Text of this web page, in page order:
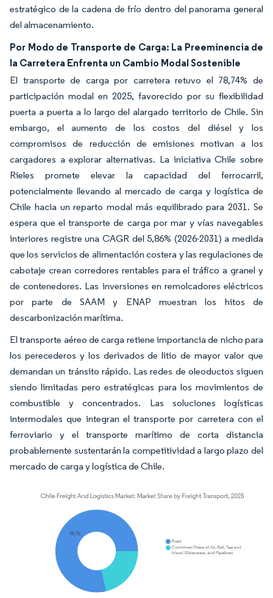
estratégico de la cadena de frío dentro del panorama general
del almacenamiento.
Por Modo de Transporte de Carga: La Preeminencia de
la Carretera Enfrenta un Cambio Modal Sostenible
El transporte de carga por carretera retuvo el 78,74% de
participación modal en 2025, favorecido por su flexibilidad
puerta a puerta a lo largo del alargado territorio de Chile. Sin
embargo, el aumento de los costos del diésel y los
compromisos de reducción de emisiones motivan a los
cargadores a explorar alternativas. La iniciativa Chile sobre
Rieles promete elevar la capacidad del ferrocarril,
potencialmente llevando al mercado de carga y logística de
Chile hacia un reparto modal más equilibrado para 2031. Se
espera que el transporte de carga por mar y vías navegables
interiores registre una CAGR del 5,86% (2026-2031) a medida
que los servicios de alimentación costera y las regulaciones de
cabotaje crean corredores rentables para el tráfico a granel y
de contenedores. Las inversiones en remolcadores eléctricos
por parte de SAAM y ENAP muestran los hitos de
descarbonización marítima.
El transporte aéreo de carga retiene importancia de nicho para
los perecederos y los derivados de litio de mayor valor que
demandan un tránsito rápido. Las redes de oleoductos siguen
siendo limitadas pero estratégicas para los movimientos de
combustible y concentrados. Las soluciones logísticas
intermodales que integran el transporte por carretera con el
ferroviario y el transporte marítimo de corta distancia
probablemente sustentarán la competitividad a largo plazo del
mercado de carga y logística de Chile.